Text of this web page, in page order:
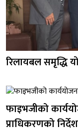
रिलायबल समृद्धि
फाइभजीको
प्राधिकरणको